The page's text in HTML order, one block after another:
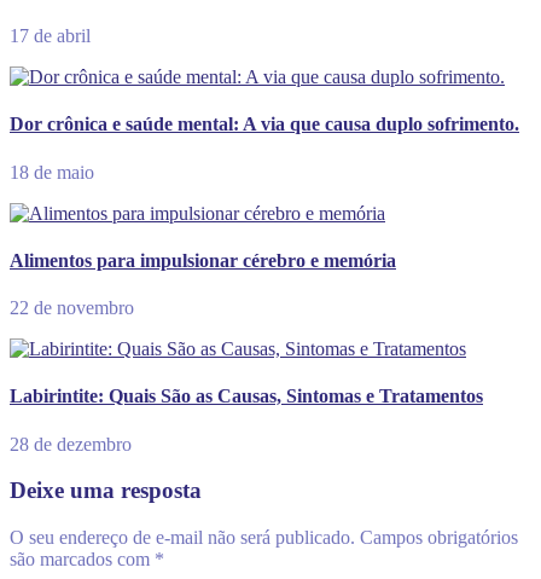
17 de abril
Dor crônica e saúde mental: A via que causa duplo sofrimento.
18 de maio
Alimentos para impulsionar cérebro e memória
22 de novembro
Labirintite: Quais São as Causas, Sintomas e Tratamentos
28 de dezembro
Deixe uma resposta
O seu endereço de e-mail não será publicado. Campos obrigatórios
são marcados com *